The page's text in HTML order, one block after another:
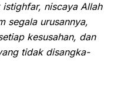
istighfar, niscaya Allah
segala urusannya,
kesusahan, dan
tidak disangka-